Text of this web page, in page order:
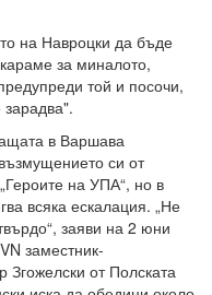
на Навроцки да бъде
за миналото,
той и посочи,
в Варшава
си от
на УПА“, но в
всяка ескалация. „Не
заяви на 2 юни
заместник-
Згожелски от Полската